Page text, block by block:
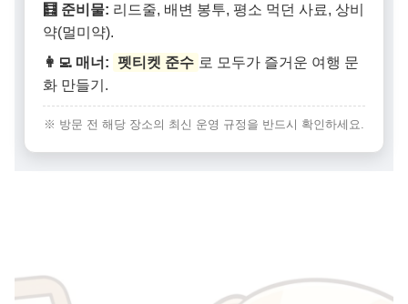
🧮 준비물: 리드줄, 배변 봉투, 평소 먹던 사료, 상비
약(멀미약).
👩‍💻 매너: 펫티켓 준수 로 모두가 즐거운 여행 문
화 만들기.
※ 방문 전 해당 장소의 최신 운영 규정을 반드시 확인하세요.